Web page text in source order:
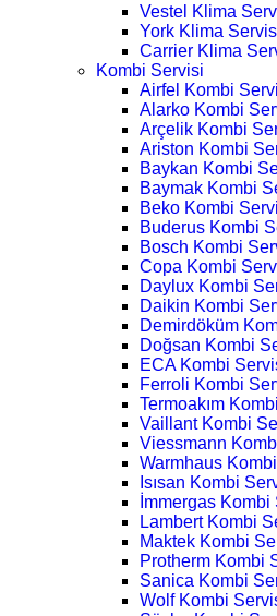
Vestel Klima
York Klima
Carrier Klima
Kombi Servisi
Airfel Kombi
Alarko Kombi
Arçelik Kombi
Ariston Kombi
Baykan Kombi
Baymak Kombi
Beko Kombi
Buderus Kombi
Bosch Kombi
Copa Kombi
Daylux Kombi
Daikin Kombi
Demirdöküm
Doğsan Kombi
ECA Kombi
Ferroli Kombi
Termoakım
Vaillant Kombi
Viessmann
Warmhaus
Isısan Kombi
İmmergas Kombi
Lambert Kombi
Maktek Kombi
Protherm Kombi
Sanica Kombi
Wolf Kombi